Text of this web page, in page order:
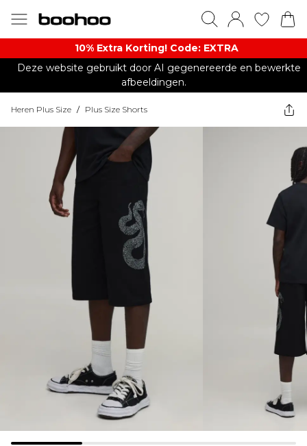
10% Extra Korting! Code: EXTRA​
Deze website gebruikt door AI gegenereerde en bewerkte
afbeeldingen.
Heren Plus Size / Plus Size Shorts